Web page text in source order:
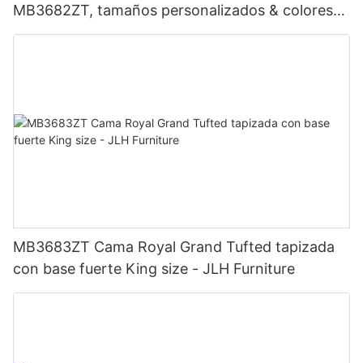
MB3682ZT, tamaños personalizados & colores
Precio de fábrica - Muebles JLH
MB3683ZT Cama Royal Grand Tufted tapizada
con base fuerte King size - JLH Furniture